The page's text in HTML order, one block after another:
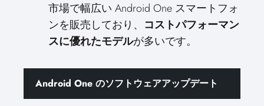
市場で幅広い Android One スマートフォ
ンを販売しており、 コストパフォーマン
スに優れたモデルが多いです。
Android One のソフトウェアアップデート